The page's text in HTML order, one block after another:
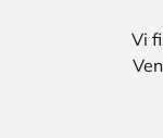
Vi